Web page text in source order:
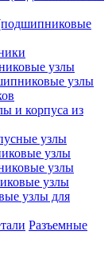
узлы
узлы
и корпуса из
узлы
узлы
узлы
узлы
узлы для
Разъемные